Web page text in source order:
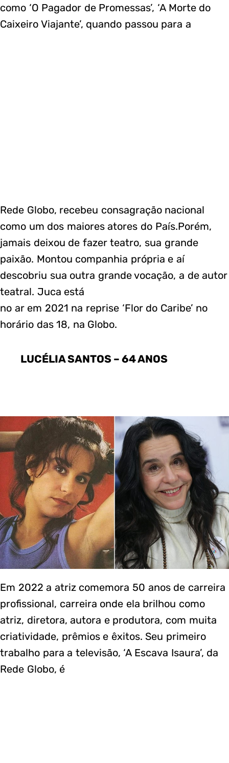
como ‘O Pagador de Promessas’, ‘A Morte do
Caixeiro Viajante’, quando passou para a
Rede Globo, recebeu consagração nacional
como um dos maiores atores do País.Porém,
jamais deixou de fazer teatro, sua grande
paixão. Montou companhia própria e aí
descobriu sua outra grande vocação, a de autor
teatral. Juca está
no ar em 2021 na reprise ‘Flor do Caribe’ no
horário das 18, na Globo.
LUCÉLIA SANTOS – 64 ANOS
Em 2022 a atriz comemora 50 anos de carreira
profissional, carreira onde ela brilhou como
atriz, diretora, autora e produtora, com muita
criatividade, prêmios e êxitos. Seu primeiro
trabalho para a televisão, ‘A Escava Isaura’, da
Rede Globo, é